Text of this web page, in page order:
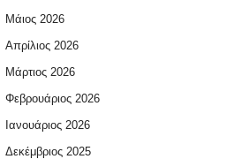
Μάιος 2026
Απρίλιος 2026
Μάρτιος 2026
Φεβρουάριος 2026
Ιανουάριος 2026
Δεκέμβριος 2025